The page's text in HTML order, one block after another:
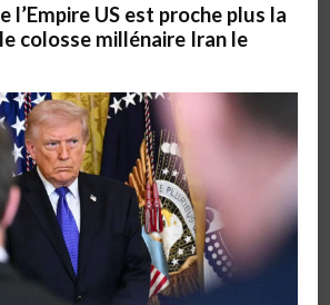
l’Empire US est proche plus la
colosse millénaire Iran le